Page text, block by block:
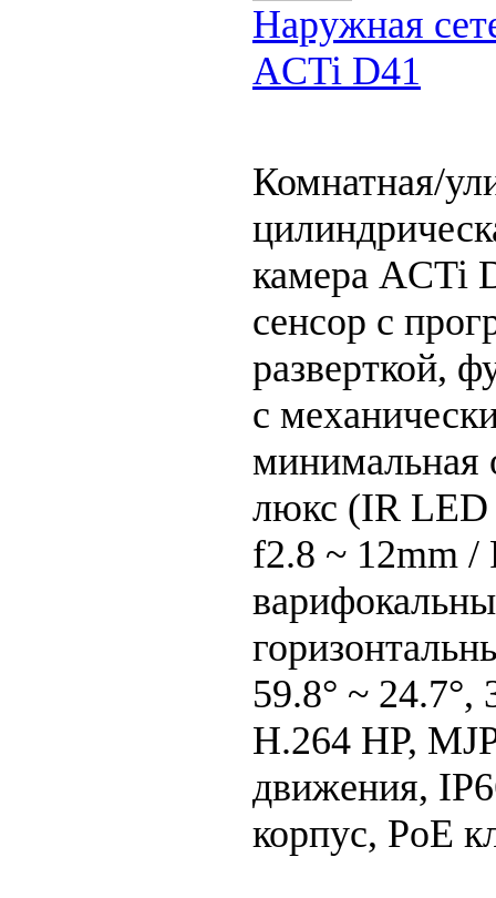
Наружная
ACTi D41
Комнатная/
камера ACTi
сенсор с
разверткой,
с
минимальная
люкс (IR LED
f2.8 ~ 12mm /
59.8° ~ 24.7°,
H.264 HP,
движения,
корпус, PoE